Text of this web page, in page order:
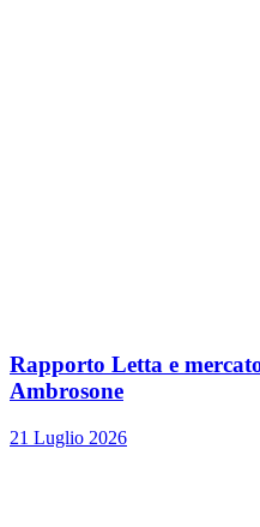
Rapporto Letta e
Ambrosone
21 Luglio 2026